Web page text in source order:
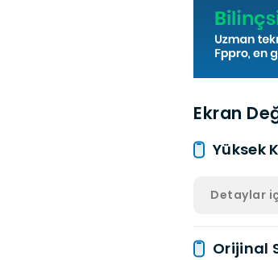
Ekran
Yüksek
Detaylar
Orijinal